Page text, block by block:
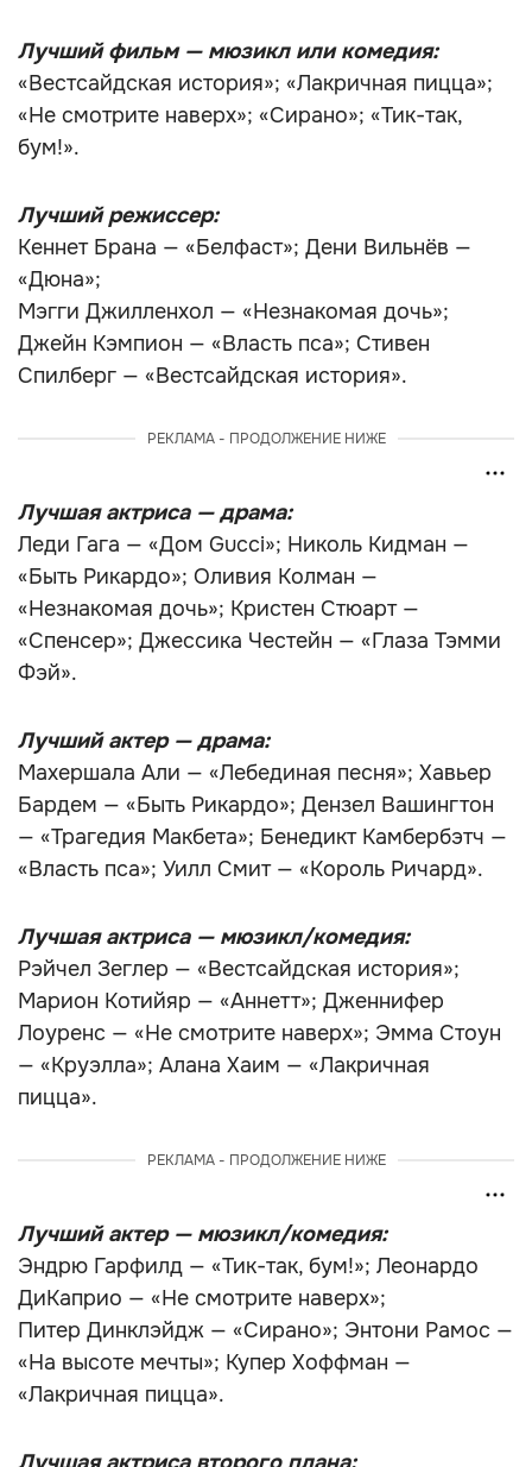
Лучший фильм — мюзикл или комедия:
«Вестсайдская история»; «Лакричная пицца»;
«Не смотрите наверх»; «Сирано»; «Тик-так,
бум!».
Лучший режиссер:
Кеннет Брана — «Белфаст»; Дени Вильнёв —
«Дюна»;
Мэгги Джилленхол — «Незнакомая дочь»;
Джейн Кэмпион — «Власть пса»; Стивен
Спилберг — «Вестсайдская история».
РЕКЛАМА - ПРОДОЛЖЕНИЕ НИЖЕ
Лучшая актриса — драма:
Леди Гага — «Дом Gucci»; Николь Кидман —
«Быть Рикардо»; Оливия Колман —
«Незнакомая дочь»; Кристен Стюарт —
«Спенсер»; Джессика Честейн — «Глаза Тэмми
Фэй».
Лучший актер — драма:
Махершала Али — «Лебединая песня»; Хавьер
Бардем — «Быть Рикардо»; Дензел Вашингтон
— «Трагедия Макбета»; Бенедикт Камбербэтч —
«Власть пса»; Уилл Смит — «Король Ричард».
Лучшая актриса — мюзикл/комедия:
Рэйчел Зеглер — «Вестсайдская история»;
Марион Котийяр — «Аннетт»; Дженнифер
Лоуренс — «Не смотрите наверх»; Эмма Стоун
— «Круэлла»; Алана Хаим — «Лакричная
пицца».
РЕКЛАМА - ПРОДОЛЖЕНИЕ НИЖЕ
Лучший актер — мюзикл/комедия:
Эндрю Гарфилд — «Тик-так, бум!»; Леонардо
ДиКаприо — «Не смотрите наверх»;
Питер Динклэйдж — «Сирано»; Энтони Рамос —
«На высоте мечты»; Купер Хоффман —
«Лакричная пицца».